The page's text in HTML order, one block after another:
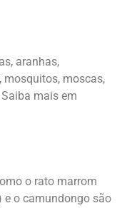
aranhas,
mosquitos, moscas,
mais em
o rato marrom
e o camundongo são